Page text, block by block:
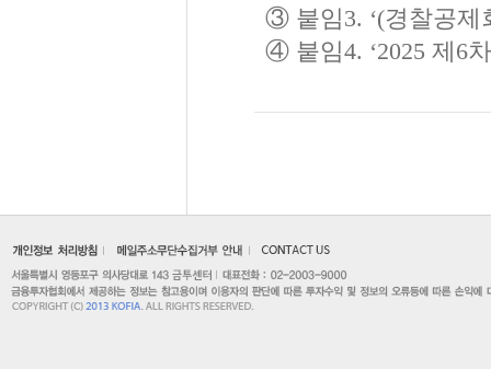
③ 붙임3. ‘(경찰공제
④ 붙임4. ‘2025 제6